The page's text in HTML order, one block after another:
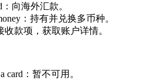
：向海外汇款。
：持有并兑换多币种。
收款项，获取账户详情。
card：暂不可用。